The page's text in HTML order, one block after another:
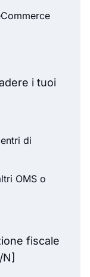
i tuoi
di
OMS o
fiscale